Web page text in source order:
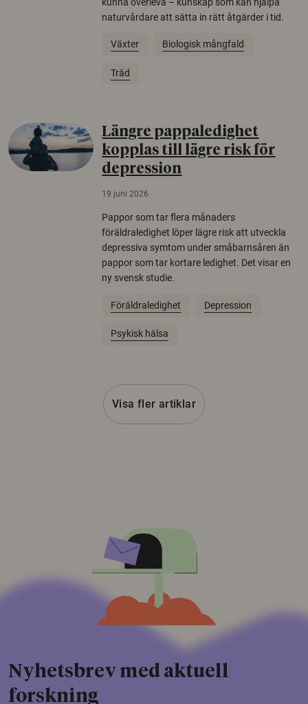
naturvårdare att sätta in rätt åtgärder i tid.
Växter Biologisk mångfald
Träd
Längre pappaledighet
kopplas till lägre risk för
depression
19 juni 2026
Pappor som tar flera månaders
föräldraledighet löper lägre risk att utveckla
depressiva symtom under småbarnsåren än
pappor som tar kortare ledighet. Det visar en
ny svensk studie.
Föräldraledighet Depression
Psykisk hälsa
Visa fler artiklar
Nyhetsbrev med aktuell
forskning